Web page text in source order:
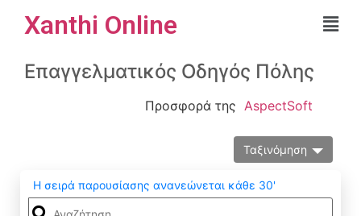
Xanthi Online
Επαγγελματικός Οδηγός Πόλης
Προσφορά της AspectSoft
Ταξινόμηση
Η σειρά παρουσίασης ανανεώνεται κάθε 30'